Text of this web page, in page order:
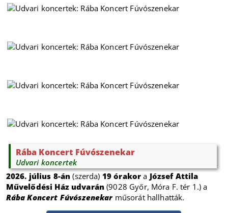
Rába Koncert Fúvószenekar
Udvari koncertek
2026. július 8-án (szerda) 19 órakor a József Attila
Művelődési Ház udvarán (9028 Győr, Móra F. tér 1.) a
Rába Koncert Fúvószenekar műsorát hallhatták.